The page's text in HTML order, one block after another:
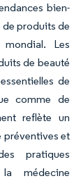
bien-
produits de
Les
de beauté
de
comme de
reflète un
préventives et
pratiques
médecine